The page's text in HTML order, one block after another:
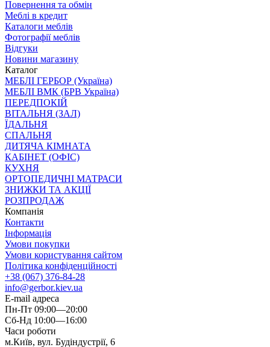
Повернення та обмін
Меблі в кредит
Каталоги меблів
Фотографії меблів
Відгуки
Новини магазину
Каталог
МЕБЛІ ГЕРБОР (Україна)
МЕБЛІ ВМК (БРВ Україна)
ПЕРЕДПОКІЙ
ВІТАЛЬНЯ (ЗАЛ)
ЇДАЛЬНЯ
СПАЛЬНЯ
ДИТЯЧА КІМНАТА
КАБІНЕТ (ОФІС)
КУХНЯ
ОРТОПЕДИЧНІ МАТРАСИ
ЗНИЖКИ ТА АКЦІЇ
РОЗПРОДАЖ
Компанія
Контакти
Інформація
Умови покупки
Умови користування сайтом
Політика конфіденційності
+38 (067) 376-84-28
info@gerbor.kiev.ua
E-mail адреса
Пн-Пт 09:00—20:00
Сб-Нд 10:00—16:00
Часи роботи
м.Київ, вул. Будіндустрії, 6